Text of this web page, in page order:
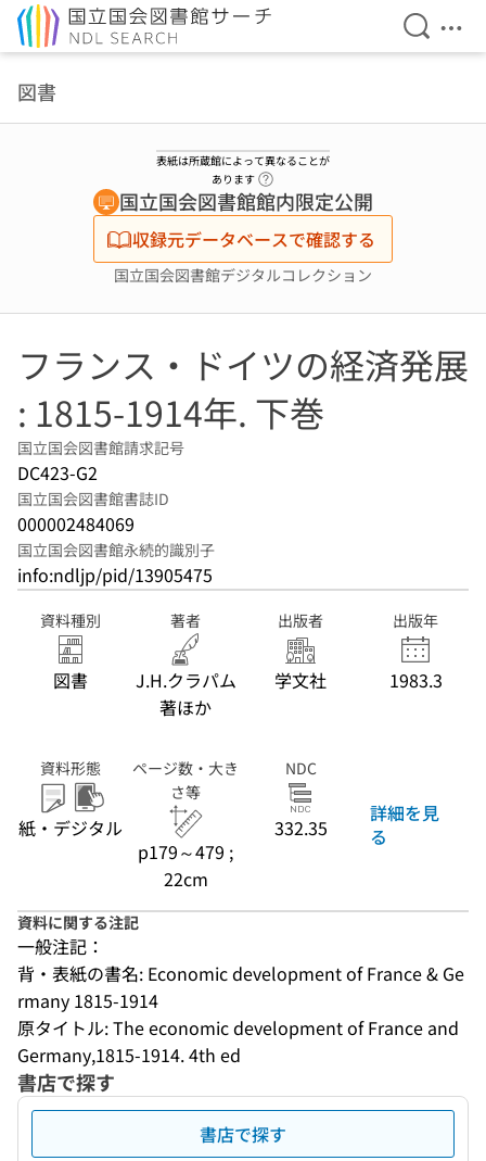
検索を
メ
図書
表紙は所蔵館によって異なることが
あります
国立国会図書館館内限定公開
収録元データベースで確認する
国立国会図書館デジタルコレクション
フランス・ドイツの経済発展
: 1815-1914年. 下巻
国立国会図書館請求記号
DC423-G2
国立国会図書館書誌ID
000002484069
国立国会図書館永続的識別子
info:ndljp/pid/13905475
資料種別
図書
著者
J.H.クラパム
著ほか
出版者
学文社
出版年
1983.3
資料形態
紙・デジタル
ページ数・大き
さ等
p179～479 ;
22cm
NDC
332.35
詳細を見
る
資料に関する注記
一般注記：
背・表紙の書名: Economic development of France & Ge
rmany 1815-1914
原タイトル: The economic development of France and
Germany,1815-1914. 4th ed
書店で探す
書店で探す